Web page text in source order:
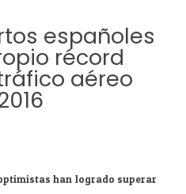
españoles
récord
aéreo
han logrado superar